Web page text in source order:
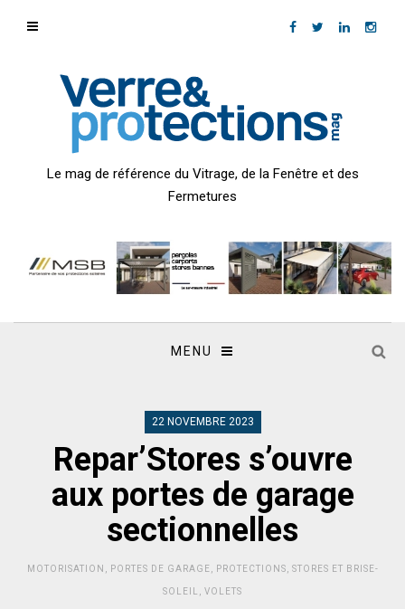
Le mag de référence du Vitrage, de la Fenêtre et des
Fermetures
MENU
22 NOVEMBRE 2023
Repar’Stores s’ouvre
aux portes de garage
sectionnelles
MOTORISATION PORTES DE GARAGE PROTECTIONS STORES ET BRISE-
SOLEIL VOLETS